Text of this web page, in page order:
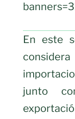
En este
junto